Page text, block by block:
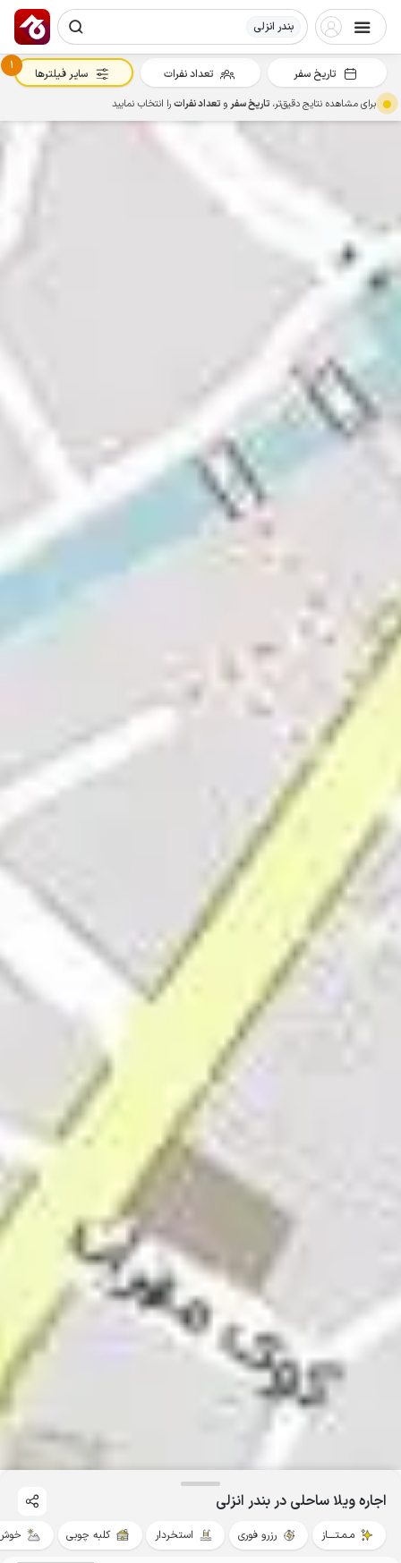
بندر انزلی
اجاره ویلا ساحلی در بندر انزلی
مـمـتــــاز رزرو فوری استخردار کلبه چوبی
تاریخ سفر تعداد نفرات
1
سایر فیلترها
برای مشاهده نتایج دقیق‌تر، تاریخ سفرو تعداد نفراترا انتخاب نمایید